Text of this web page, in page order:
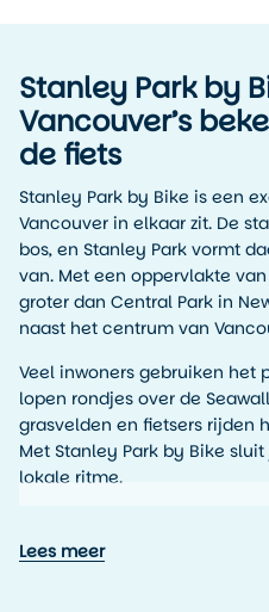
Stanley Park by
Vancouver’s
de fiets
Stanley Park by Bike is een
Vancouver in elkaar zit. De
bos, en Stanley Park vormt
van. Met een oppervlakte
groter dan Central Park in
naast het centrum van
Veel inwoners gebruiken het
lopen rondjes over de
grasvelden en fietsers rijden
Met Stanley Park by Bike
lokale ritme.
Lees meer